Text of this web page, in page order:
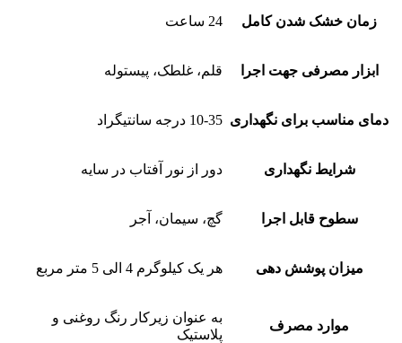
زمان خشک شدن کامل 24 ساعت
ابزار مصرفی جهت اجرا قلم، غلطک، پیستوله
دمای مناسب برای نگهداری 10-35 درجه سانتیگراد
شرایط نگهداری دور از نور آفتاب در سایه
سطوح قابل اجرا گچ، سیمان، آجر
میزان پوشش دهی هر یک کیلوگرم 4 الی 5 متر مربع
موارد مصرف
به عنوان زیرکار رنگ روغنی و
پلاستیک